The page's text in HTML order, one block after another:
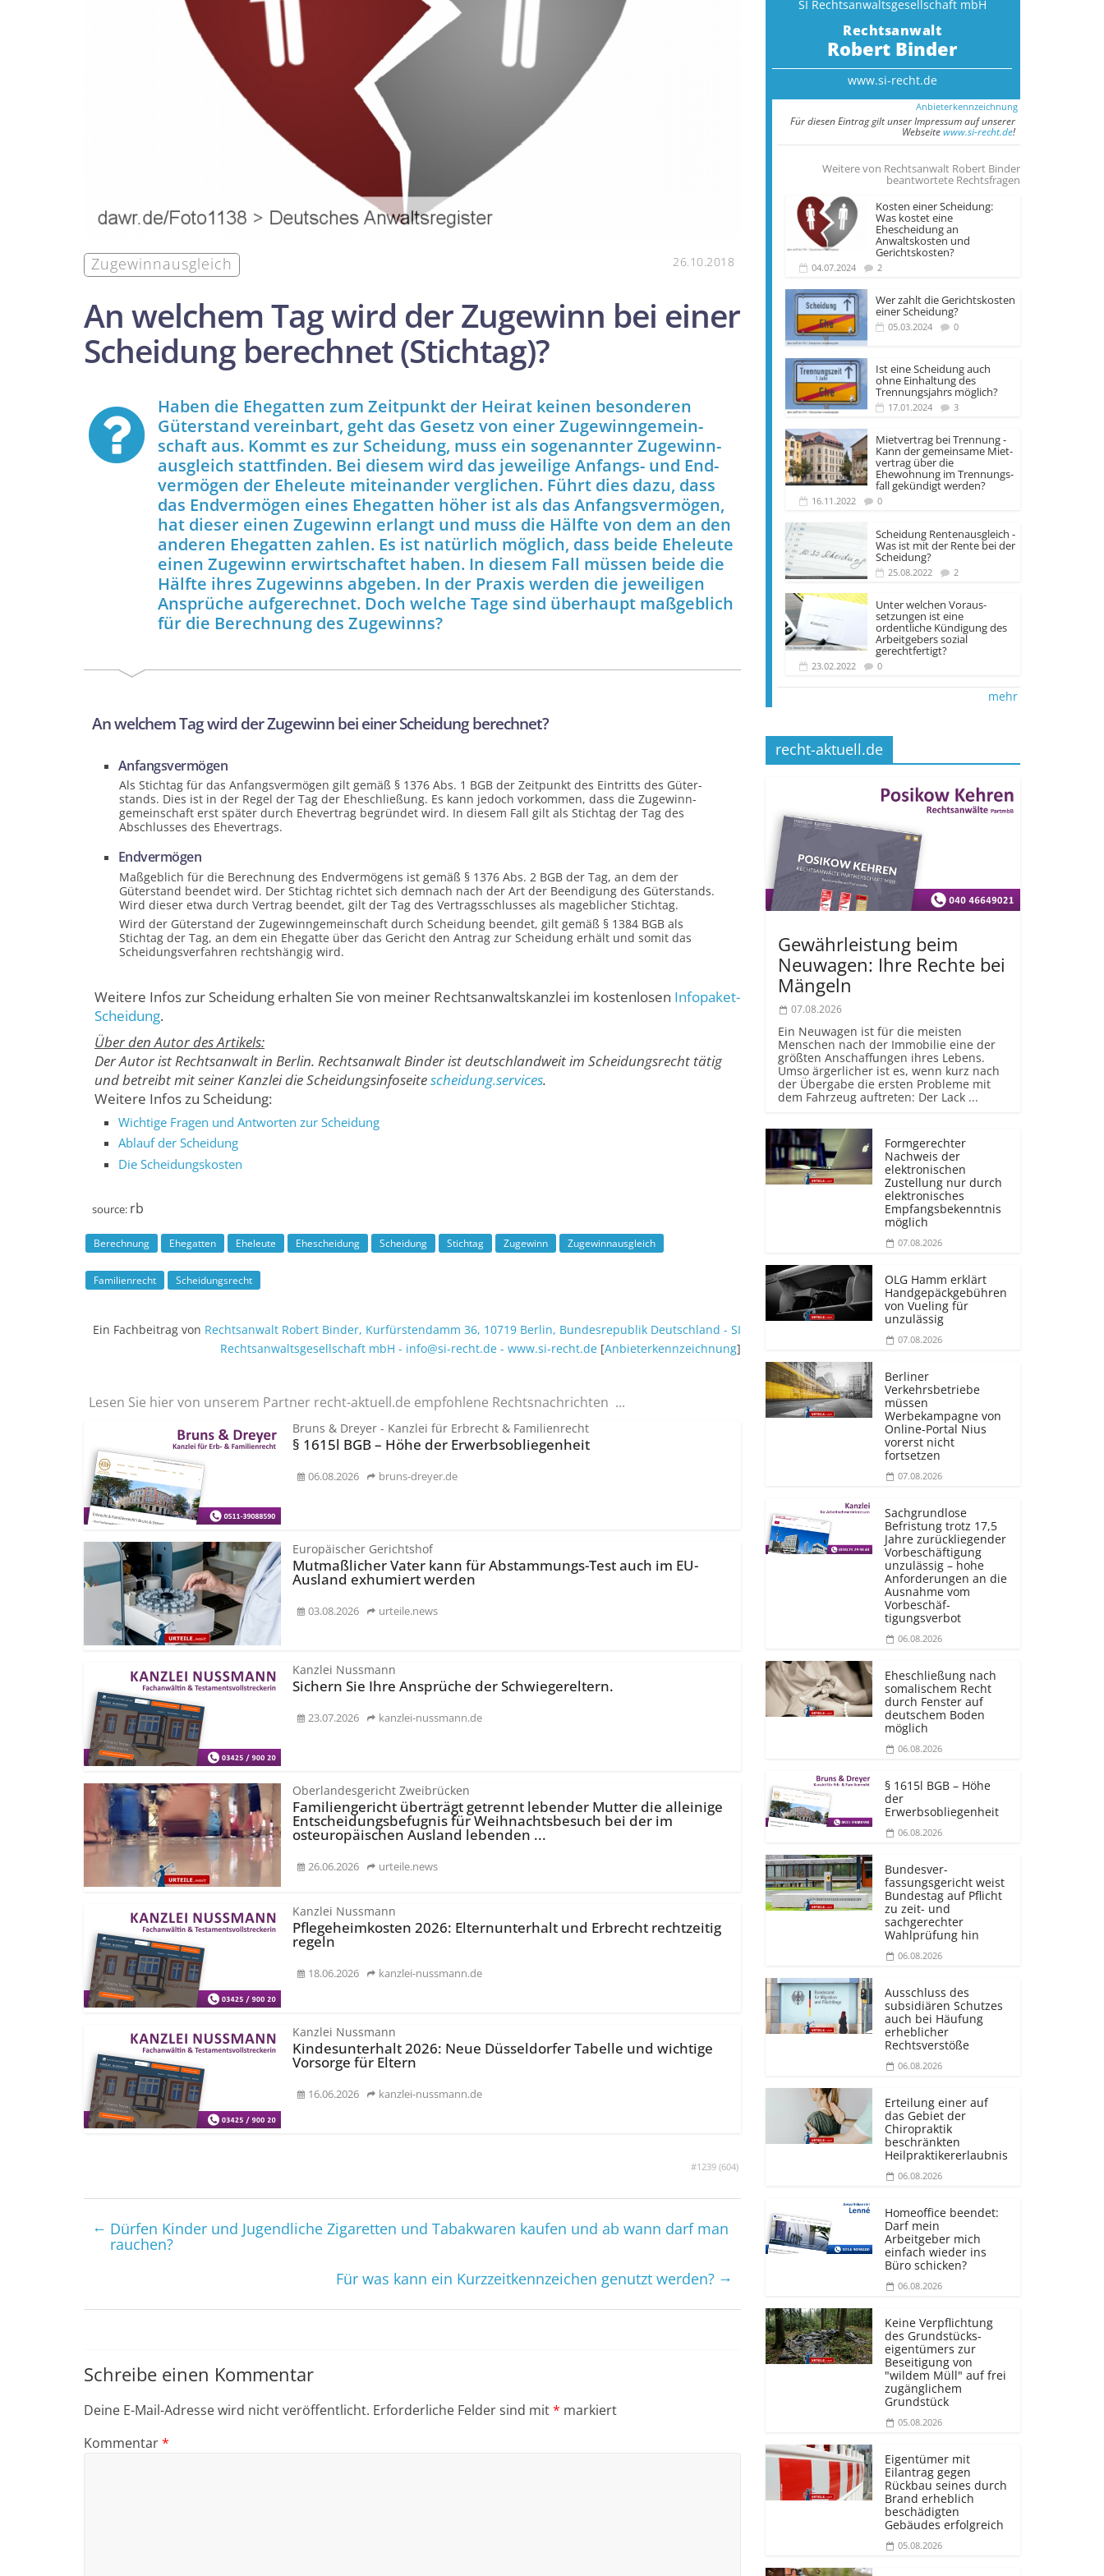
Zugewinn­ausgleich 26.10.2018
An welchem Tag wird der Zugewinn bei einer
Scheidung berechnet (Stichtag)?
Haben die Ehegatten zum Zeitpunkt der Heirat keinen besonderen
Güterstand vereinbart, geht das Gesetz von einer Zugewinn­gemein­
schaft aus. Kommt es zur Scheidung, muss ein sogenannter Zugewinn­
ausgleich stattfinden. Bei diesem wird das jeweilige Anfangs- und End­
vermögen der Eheleute miteinander verglichen. Führt dies dazu, dass
das End­vermögen eines Ehegatten höher ist als das Anfangs­vermögen,
hat dieser einen Zugewinn erlangt und muss die Hälfte von dem an den
anderen Ehegatten zahlen. Es ist natürlich möglich, dass beide Eheleute
einen Zugewinn erwirtschaftet haben. In diesem Fall müssen beide die
Hälfte ihres Zugewinns abgeben. In der Praxis werden die jeweiligen
Ansprüche aufgerechnet. Doch welche Tage sind überhaupt maßgeblich
für die Berechnung des Zugewinns?
An welchem Tag wird der Zugewinn bei einer Scheidung berechnet?
Anfangs­vermögen
Als Stichtag für das Anfangs­vermögen gilt gemäß § 1376 Abs. 1 BGB der Zeitpunkt des Eintritts des Güter­
stands. Dies ist in der Regel der Tag der Ehe­schließung. Es kann jedoch vorkommen, dass die Zugewinn­
gemein­schaft erst später durch Ehevertrag begründet wird. In diesem Fall gilt als Stichtag der Tag des
Abschlusses des Ehevertrags.
End­vermögen
Maßgeblich für die Berechnung des End­vermögens ist gemäß § 1376 Abs. 2 BGB der Tag, an dem der
Güterstand beendet wird. Der Stichtag richtet sich demnach nach der Art der Beendigung des Güter­stands.
Wird dieser etwa durch Vertrag beendet, gilt der Tag des Vertrags­schlusses als mageblicher Stichtag.
Wird der Güterstand der Zugewinn­gemein­schaft durch Scheidung beendet, gilt gemäß § 1384 BGB als
Stichtag der Tag, an dem ein Ehegatte über das Gericht den Antrag zur Scheidung erhält und somit das
Scheidungs­verfahren rechtshängig wird.
Weitere Infos zur Scheidung erhalten Sie von meiner Rechts­anwalts­kanzlei im kostenlosen Infopaket-
Scheidung.
Über den Autor des Artikels:
Der Autor ist Rechtsanwalt in Berlin. Rechtsanwalt Binder ist deutschland­weit im Scheidungs­recht tätig
und betreibt mit seiner Kanzlei die Scheidungs­info­seitescheidung.services.
Weitere Infos zu Scheidung:
Wichtige Fragen und Antworten zur Scheidung
Ablauf der Scheidung
Die Scheidungskosten
source: rb
Berechnung Ehegatten Eheleute Ehescheidung Scheidung Stichtag Zugewinn Zugewinnausgleich
Familienrecht Scheidungsrecht
Ein Fachbeitrag von Rechtsanwalt Robert Binder, Kurfürstendamm 36, 10719 Berlin, Bundesrepublik Deutschland - SI
Rechtsanwalts­gesellschaft mbH - info@si-recht.de - www.si-recht.de [Anbieter­kenn­zeichnung]
#1239 (604)
Lesen Sie hier von unserem Partner recht-aktuell.de empfohlene Rechtsnachrichten ...
Bruns & Dreyer - Kanzlei für Erbrecht & Familienrecht
§ 1615l BGB – Höhe der Erwerbsobliegenheit
06.08.2026 bruns-dreyer.de
Europäischer Gerichtshof
Mutmaßlicher Vater kann für Abstammungs-Test auch im EU-
Ausland exhumiert werden
03.08.2026 urteile.news
Kanzlei Nussmann
Sichern Sie Ihre Ansprüche der Schwiegereltern.
23.07.2026 kanzlei-nussmann.de
Oberlandesgericht Zweibrücken
Familiengericht überträgt getrennt lebender Mutter die alleinige
Entscheidungs­befugnis für Weihnachtsbesuch bei der im
osteuropäischen Ausland lebenden ...
26.06.2026 urteile.news
Kanzlei Nussmann
Pflegeheimkosten 2026: Elternunterhalt und Erbrecht rechtzeitig
regeln
18.06.2026 kanzlei-nussmann.de
Kanzlei Nussmann
Kindesunterhalt 2026: Neue Düsseldorfer Tabelle und wichtige
Vorsorge für Eltern
16.06.2026 kanzlei-nussmann.de
← Dürfen Kinder und Jugendliche Zigaretten und Tabakwaren kaufen und ab wann darf man
rauchen?
Für was kann ein Kurzzeit­kennzeichen genutzt werden? →
Schreibe einen Kommentar
Deine E-Mail-Adresse wird nicht veröffentlicht. Erforderliche Felder sind mit* markiert
Kommentar*
SI Rechtsanwalts­gesellschaft mbH
Rechtsanwalt
Robert Binder
www.si-recht.de
Anbieterkennzeichnung
Für diesen Eintrag gilt unser Impressum auf unserer
Webseitewww.si-recht.de!
Weitere von Rechtsanwalt Robert Binder
beantwortete Rechtsfragen
Kosten einer Scheidung:
Was kostet eine
Ehescheidung an
Anwaltskosten und
Gerichtskosten?
04.07.2024 2
Wer zahlt die Gerichts­kosten
einer Scheidung?
05.03.2024 0
Ist eine Scheidung auch
ohne Einhaltung des
Trennungsjahrs möglich?
17.01.2024 3
Mietvertrag bei Trennung -
Kann der gemeinsame Miet­
vertrag über die
Ehewohnung im Trennungs­
fall gekündigt werden?
16.11.2022 0
Scheidung Rentenausgleich -
Was ist mit der Rente bei der
Scheidung?
25.08.2022 2
Unter welchen Voraus­
setzungen ist eine
ordentliche Kündigung des
Arbeit­gebers sozial
gerechtfertigt?
23.02.2022 0
mehr
recht-aktuell.de
Gewährleistung beim
Neuwagen: Ihre Rechte bei
Mängeln
07.08.2026
Ein Neuwagen ist für die meisten
Menschen nach der Immobilie eine der
größten Anschaffungen ihres Lebens.
Umso ärgerlicher ist es, wenn kurz nach
der Übergabe die ersten Probleme mit
dem Fahrzeug auftreten: Der Lack ...
Formgerechter
Nachweis der
elektronischen
Zustellung nur durch
elektronisches
Empfangsbekenntnis
möglich
07.08.2026
OLG Hamm erklärt
Handgepäckgebühren
von Vueling für
unzulässig
07.08.2026
Berliner
Verkehrsbetriebe
müssen
Werbekampagne von
Online-Portal Nius
vorerst nicht
fortsetzen
07.08.2026
Sachgrundlose
Befristung trotz 17,5
Jahre zurückliegender
Vorbeschäftigung
unzulässig – hohe
Anforderungen an die
Ausnahme vom
Vorbeschäf­
tigungsverbot
06.08.2026
Eheschließung nach
somalischem Recht
durch Fenster auf
deutschem Boden
möglich
06.08.2026
§ 1615l BGB – Höhe
der
Erwerbsobliegenheit
06.08.2026
Bundesver­
fassungsgericht weist
Bundestag auf Pflicht
zu zeit- und
sachgerechter
Wahlprüfung hin
06.08.2026
Ausschluss des
subsidiären Schutzes
auch bei Häufung
erheblicher
Rechtsverstöße
06.08.2026
Erteilung einer auf
das Gebiet der
Chiropraktik
beschränkten
Heilprakti­kererlaubnis
06.08.2026
Homeoffice beendet:
Darf mein
Arbeitgeber mich
einfach wieder ins
Büro schicken?
06.08.2026
Keine Verpflichtung
des Grundstücks­
eigentümers zur
Beseitigung von
"wildem Müll" auf frei
zugänglichem
Grundstück
05.08.2026
Eigentümer mit
Eilantrag gegen
Rückbau seines durch
Brand erheblich
beschädigten
Gebäudes erfolgreich
05.08.2026